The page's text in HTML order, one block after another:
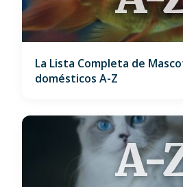
La Lista Completa de
domésticos A-Z
A-